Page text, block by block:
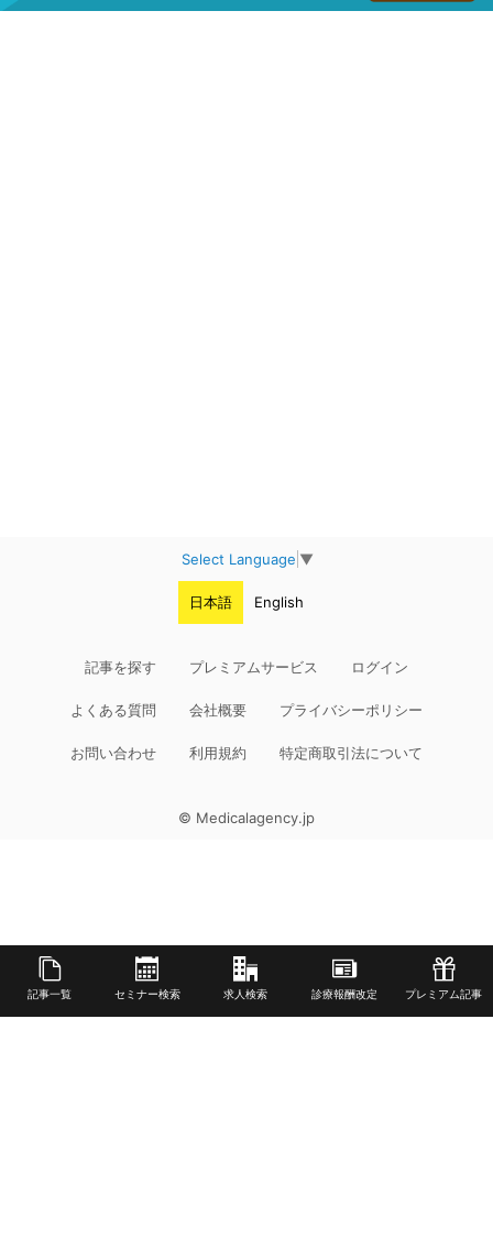
記事一覧 セミナー検索 求人検索 診療報酬改定 プレミアム記事
Select Language ▼
日本語 English
記事を探す プレミアムサービス ログイン
よくある質問 会社概要 プライバシーポリシー
お問い合わせ 利用規約 特定商取引法について
© Medicalagency.jp